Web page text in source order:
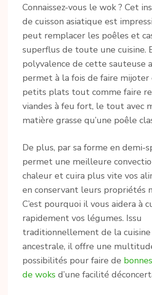
Connaissez-vous le wok ? Cet
de cuisson asiatique est
peut remplacer les poêles et
superflus de toute une cuisine.
polyvalence de cette sauteuse
permet à la fois de faire mijoter
petits plats tout comme faire
viandes à feu fort, le tout avec
matière grasse qu’une poêle
De plus, par sa forme en demi-
permet une meilleure
chaleur et cuira plus vite vos
en conservant leurs propriétés
C’est pourquoi il vous aidera à
rapidement vos légumes. Issu
traditionnellement de la
ancestrale, il offre une
possibilités pour faire de
de woks d’une facilité